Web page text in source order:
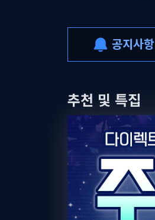
공지사항
추천 및 특집